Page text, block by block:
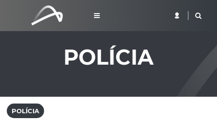
POLÍCIA
POLÍCIA